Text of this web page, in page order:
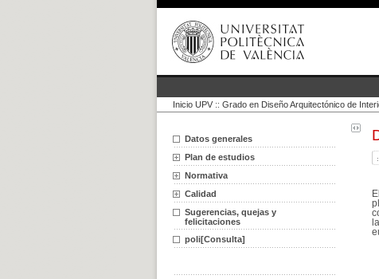
Inicio UPV :: Grado en Diseño Arquitectónico de
Datos generales
Plan de estudios
Normativa
Calidad
Sugerencias, quejas y
felicitaciones
poli[Consulta]